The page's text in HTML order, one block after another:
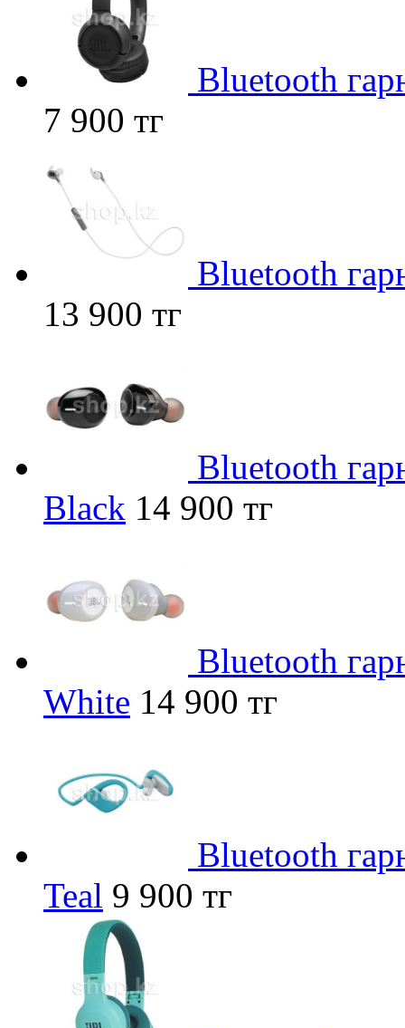
Bluetooth
7 900 тг
Bluetooth
13 900 тг
Bluetooth
Black 14 900 тг
Bluetooth
White 14 900 тг
Bluetooth
Teal 9 900 тг